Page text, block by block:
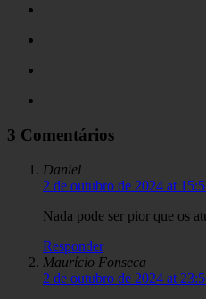
3 Comentários
Daniel
2 de outubro de 2024 at
Nada pode ser pior que os
Responder
Maurício Fonseca
2 de outubro de 2024 at